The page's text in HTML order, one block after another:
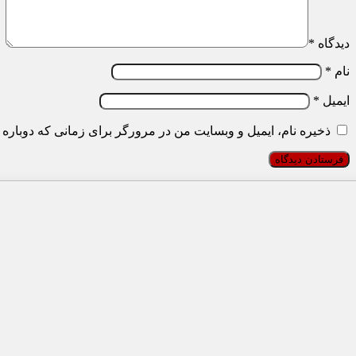
دیدگاه *
نام *
ایمیل *
ذخیره نام، ایمیل و وبسایت من در مرورگر برای زمانی که